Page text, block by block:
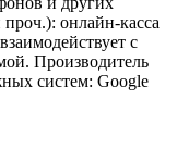
онлайн-касса
с
Производитель
систем: Google